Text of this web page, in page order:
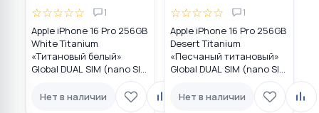
☆☆☆☆☆ 1
Apple iPhone 16 Pro 256GB
White Titanium
«Титановый белый»
Global DUAL SIM (nano SIM
Нет в наличии
☆☆☆☆☆ 1
Apple iPhone 16 Pro 256GB
Desert Titanium
«Песчаный титановый»
Global DUAL SIM (nano SIM
Нет в наличии